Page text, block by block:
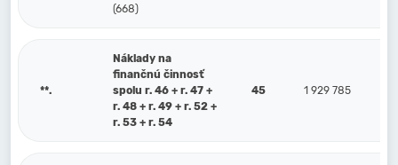
(668)
**.
Náklady na
finančnú činnosť
spolu r. 46 + r. 47 +
r. 48 + r. 49 + r. 52 +
r. 53 + r. 54
45 1 929 785